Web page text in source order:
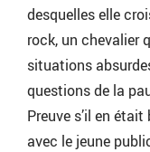
desquelles elle
rock, un chevalier
situations
questions de la
Preuve s’il en
avec le jeune